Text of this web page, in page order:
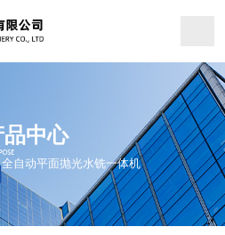
品中心
全自动平面抛光水铣一体机